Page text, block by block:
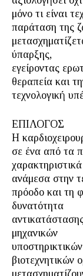
μόνο τι είναι
παράταση της
ύπαρξης,
εγείροντας
θεραπεία και
τεχνολογική
ΕΠΙΛΟΓΟΣ
Η
σε ένα από τα
ανάμεσα στην
πρόοδο και τη
δυνατότητα
μηχανικών
βιοτεχνητικών